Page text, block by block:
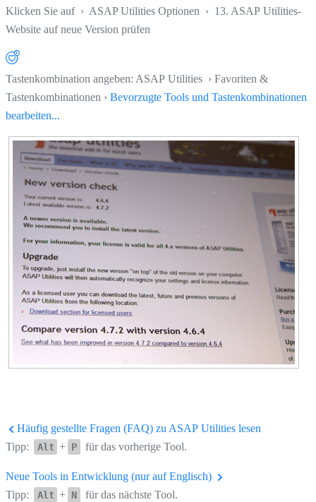
Klicken Sie auf › ASAP Utilities Optionen › 13. ASAP Utilities-
Website auf neue Version prüfen
Tastenkombination angeben: ASAP Utilities › Favoriten &
Tastenkombinationen › Bevorzugte Tools und Tastenkombinationen
bearbeiten...
Häufig gestellte Fragen (FAQ) zu ASAP Utilities lesen
Tipp:
Alt + P für das vorherige Tool.
Neue Tools in Entwicklung (nur auf Englisch)
Tipp:
Alt + N für das nächste Tool.